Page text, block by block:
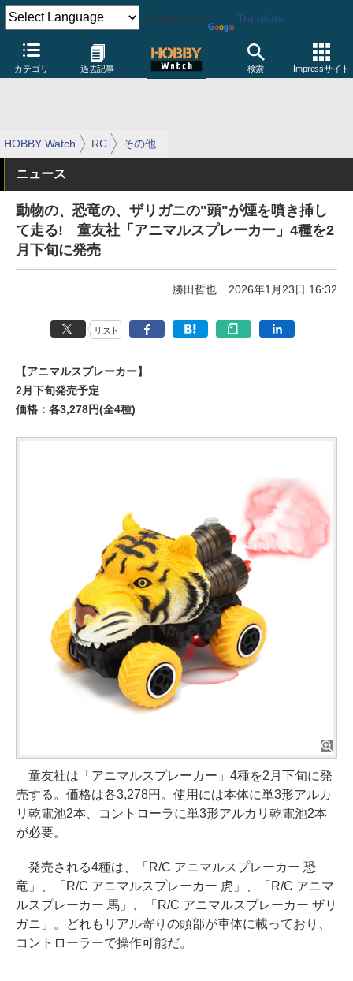
Powered by Translate
カテゴリ 過去記事 検索 Impressサイト
HOBBY Watch RC その他
ニュース
動物の、恐竜の、ザリガニの"頭"が煙を噴き挿し
て走る! 童友社「アニマルスプレーカー」4種を2
月下旬に発売
勝田哲也 2026年1月23日 16:32
リスト
【アニマルスプレーカー】
2月下旬発売予定
価格：各3,278円(全4種)
童友社は「アニマルスプレーカー」4種を2月下旬に発
売する。価格は各3,278円。使用には本体に単3形アルカ
リ乾電池2本、コントローラに単3形アルカリ乾電池2本
が必要。
発売される4種は、「R/C アニマルスプレーカー 恐
竜」、「R/C アニマルスプレーカー 虎」、「R/C アニマ
ルスプレーカー 馬」、「R/C アニマルスプレーカー ザリ
ガニ」。どれもリアル寄りの頭部が車体に載っており、
コントローラーで操作可能だ。